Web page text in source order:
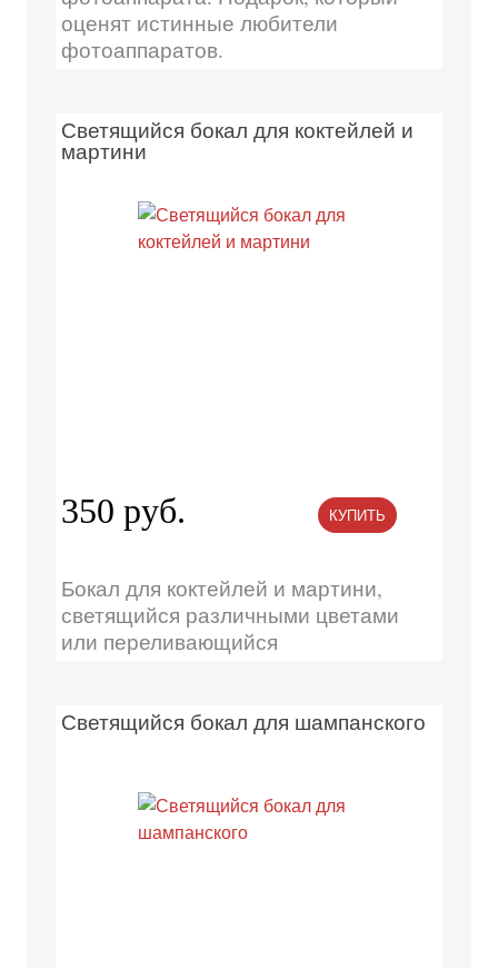
оценят истинные любители
фотоаппаратов.
Светящийся бокал для коктейлей и
мартини
350 руб. КУПИТЬ
Бокал для коктейлей и мартини,
светящийся различными цветами
или переливающийся
Светящийся бокал для шампанского